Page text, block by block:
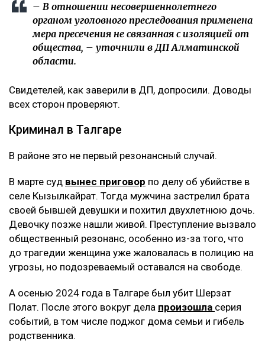
– В отношении несовершеннолетнего
органом уголовного преследования применена
мера пресечения не связанная с изоляцией от
общества, – уточнили в ДП Алматинской
области.
Свидетелей, как заверили в ДП, допросили. Доводы
всех сторон проверяют.
Криминал в Талгаре
В районе это не первый резонансный случай.
В марте суд вынес приговор по делу об убийстве в
селе Кызылкайрат. Тогда мужчина застрелил брата
своей бывшей девушки и похитил двухлетнюю дочь.
Девочку позже нашли живой. Преступление вызвало
общественный резонанс, особенно из-за того, что
до трагедии женщина уже жаловалась в полицию на
угрозы, но подозреваемый оставался на свободе.
А осенью 2024 года в Талгаре был убит Шерзат
Полат. После этого вокруг дела произошла серия
событий, в том числе поджог дома семьи и гибель
родственника.